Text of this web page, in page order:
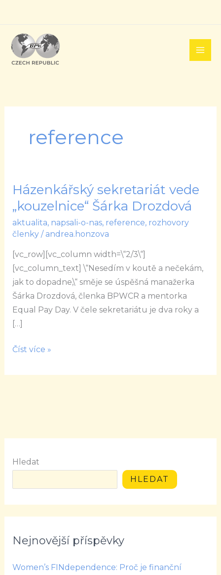
obsah
reference
Házenkářský sekretariát vede
„kouzelnice“ Šárka Drozdová
aktualita, napsali-o-nas, reference, rozhovory
členky/ andrea.honzova
[vc_row][vc_column width=\“2/3\“]
[vc_column_text] \“Nesedím v koutě a nečekám,
jak to dopadne,\“ směje se úspěšná manažerka
Šárka Drozdová, členka BPWCR a mentorka
Equal Pay Day. V čele sekretariátu je dva roky a
[…]
Házenkářský
sekretariát
vede
„kouzelnice“
Drozdová
Číst více »
Hledat
HLEDAT
Nejnovější příspěvky
Women’s FINdependence: Proč je finanční